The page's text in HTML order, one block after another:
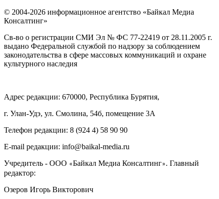
© 2004-2026 информационное агентство «Байкал Медиа
Консалтинг»
Св-во о регистрации СМИ Эл № ФС 77-22419 от 28.11.2005 г.
выдано Федеральной службой по надзору за соблюдением
законодательства в сфере массовых коммуникаций и охране
культурного наследия
Адрес редакции: 670000, Республика Бурятия,
г. Улан-Удэ, ул. Смолина, 54б, помещение 3А
Телефон редакции: ‎‎8 (924 4) 58 90 90
E-mail редакции: info@baikal-media.ru
Учредитель - ООО «Байкал Медиа Консалтинг». Главный
редактор:
Озеров Игорь Викторович